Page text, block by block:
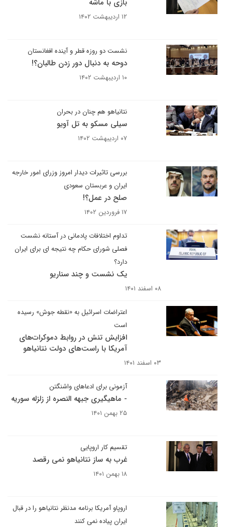
بازی با ماشه
۱۲ اردیبهشت ۱۴۰۲
نشست دو روزه قطر و آینده افغانستان
دوحه به دنبال دور زدن طالبان؟!
۱۰ اردیبهشت ۱۴۰۲
نتانیاهو هم چنان در بحران
سیلی مسکو به تل آویو
۰۷ اردیبهشت ۱۴۰۲
بررسی تاثیرات دیدار امروز وزرای امور خارجه
ایران و عربستان سعودی
صلح در عمل؟!
۱۷ فروردین ۱۴۰۲
تداوم اختلافات پادمانی در آستانه نشست
فصلی شورای حکام چه نتیجه ای برای ایران
دارد؟
یک نشست و چند سناریو
۰۸ اسفند ۱۴۰۱
اعتراضات اسرائیل به «نقطه جوش» رسیده
است
افزایش تنش در روابط دموکرات‌های
آمریکا با راست‌های دولت نتانیاهو
۰۳ اسفند ۱۴۰۱
آزمونی برای ادعاهای واشنگتن
- ماهیگیری جبهه النصره از زلزله سوریه
۲۵ بهمن ۱۴۰۱
تقسیم کار اروپایی
غرب به ساز نتانیاهو نمی رقصد
۱۸ بهمن ۱۴۰۱
اروپاو آمریکا برنامه مدنظر نتانیاهو را در قبال
ایران پیاده نمی کنند